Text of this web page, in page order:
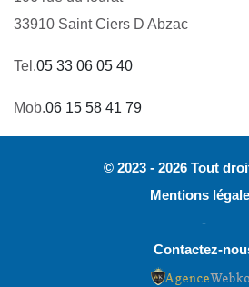
33910 Saint Ciers D Abzac
Tel.05 33 06 05 40
Mob.06 15 58 41 79
© 2023 - 2026 Tout
Mentions
-
Contactez-